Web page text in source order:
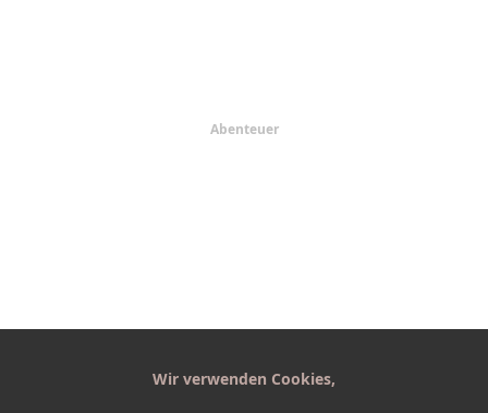
Abenteuer
Datenschutz
Barrierefreiheit
Wir verwenden Cookies,